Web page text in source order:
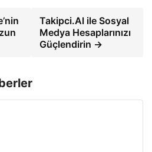
Takipci.Al ile Sosyal
Medya Hesaplarınızı
Güçlendirin →